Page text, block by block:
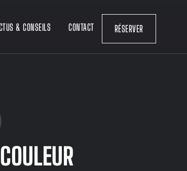
& CONSEILS CONTACT RÉSERVER